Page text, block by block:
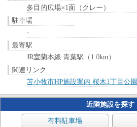
多目的広場×1面（クレー）
駐車場
-
最寄駅
JR室蘭本線 青葉駅（1.0km）
関連リンク
苫小牧市HP施設案内 桜木1丁目公園
近隣施設を探す
有料駐車場